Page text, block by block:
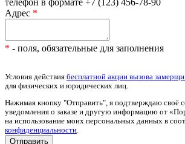
телефон в формате +7 (123) 456-78-90
Адрес *
* - поля, обязательные для заполнения
Условия действия бесплатной акции вызова
для физических и юридических лиц.
Нажимая кнопку "Отправить", я подтверждаю своё
уведомления о заказе и другую информацию от
на использование моих персональных данных в
конфиденциальности